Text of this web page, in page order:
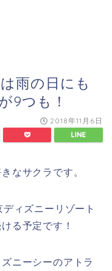
雨の日にも
9つも！
2018年11月6日
なサクラです。
ィズニーリゾート
る予定です！
ニーシーのアトラ